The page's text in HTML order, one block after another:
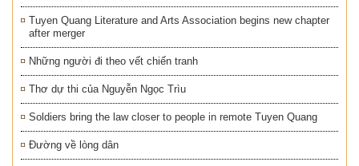
Tuyen Quang Literature and Arts Association begins new chapter
after merger
Những người đi theo vết chiến tranh
Thơ dự thi của Nguyễn Ngọc Trìu
Soldiers bring the law closer to people in remote Tuyen Quang
Đường về lòng dân